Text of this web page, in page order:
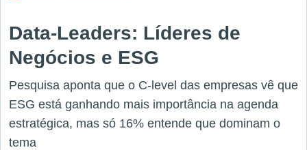
Data-Leaders: Líderes de
Negócios e ESG
Pesquisa aponta que o C-level das empresas vê que
ESG está ganhando mais importância na agenda
estratégica, mas só 16% entende que dominam o
tema